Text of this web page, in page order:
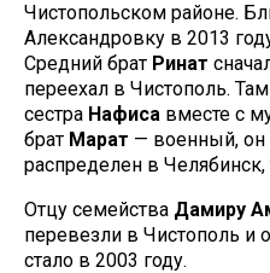
Чистопольском районе.
Александровку в 2013
Средний брат Ринат
переехал в Чистополь.
сестра Нафиса вместе с
брат Марат — военный, он
распределен в Челябинск,
Отцу семейства Дамиру
перевезли в Чистополь и
стало в 2003 году.